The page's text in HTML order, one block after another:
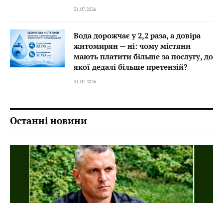
31.07.2026
Вода дорожчає у 2,2 раза, а довіра
житомирян — ні: чому містяни
мають платити більше за послугу, до
якої дедалі більше претензій?
31.07.2026
Останні новини